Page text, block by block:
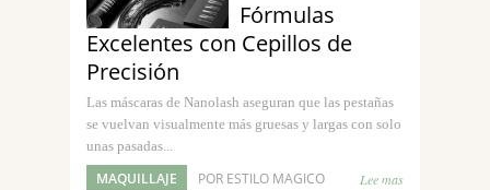
Fórmulas
Excelentes con Cepillos de
Precisión
Las máscaras de Nanolash aseguran que las pestañas
se vuelvan visualmente más gruesas y largas con solo
unas pasadas...
MAQUILLAJE POR ESTILO MAGICO Lee mas